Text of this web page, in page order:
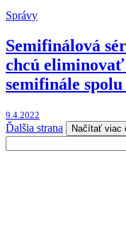
Správy
Semifinálová
chcú
semifinále
9.4.2022
Ďalšia strana Načítať viac